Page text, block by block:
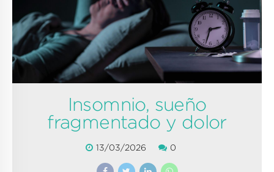
13/03/2026 0
Insomnio, sueño
fragmentado y dolor